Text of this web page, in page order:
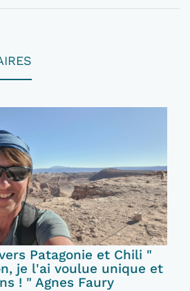
Patagonie et Chili "
je l'ai voulue unique et
! " Agnes Faury